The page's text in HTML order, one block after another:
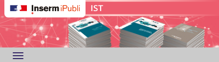
Toggle